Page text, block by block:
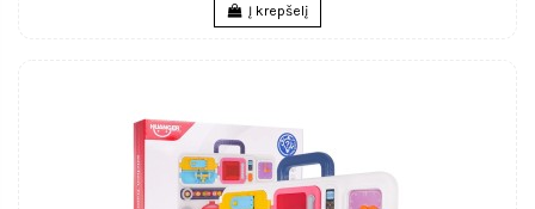
Į krepšelį